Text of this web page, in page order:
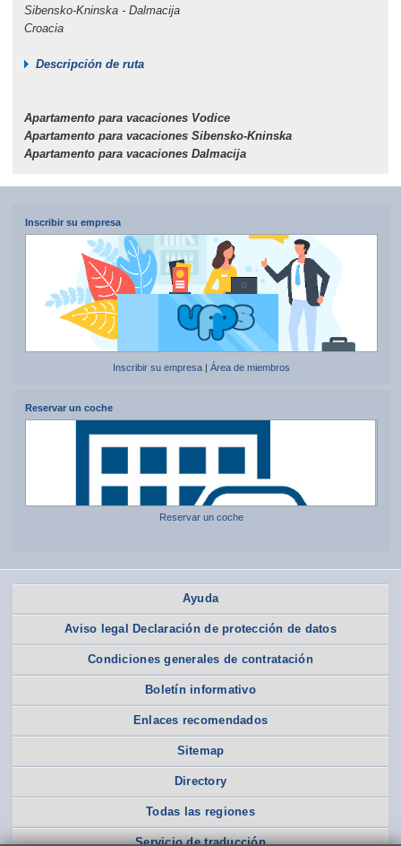
Sibensko-Kninska - Dalmacija
Croacia
Descripción de ruta
Apartamento para vacaciones Vodice
Apartamento para vacaciones Sibensko-Kninska
Apartamento para vacaciones Dalmacija
Inscribir su empresa
Inscribir su empresa| Área de miembros
Reservar un coche
Reservar un coche
Ayuda
Aviso legal Declaración de protección de datos
Condiciones generales de contratación
Boletín informativo
Enlaces recomendados
Sitemap
Directory
Todas las regiones
Servicio de traducción